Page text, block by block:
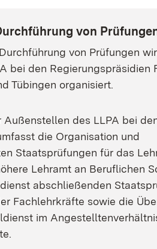
von
von Prüfungen
bei den Regierungspräsidien
Tübingen organisiert.
des LLPA bei
die Organisation und
Staatsprüfungen für das
Lehramt an Beruflichen
abschließenden
Fachlehrkräfte sowie die
im